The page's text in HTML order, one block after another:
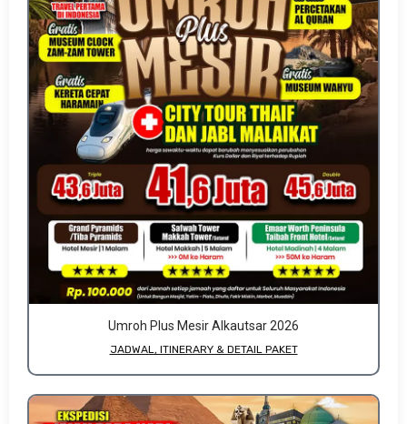
Umroh Plus Mesir Alkautsar 2026
JADWAL, ITINERARY & DETAIL PAKET